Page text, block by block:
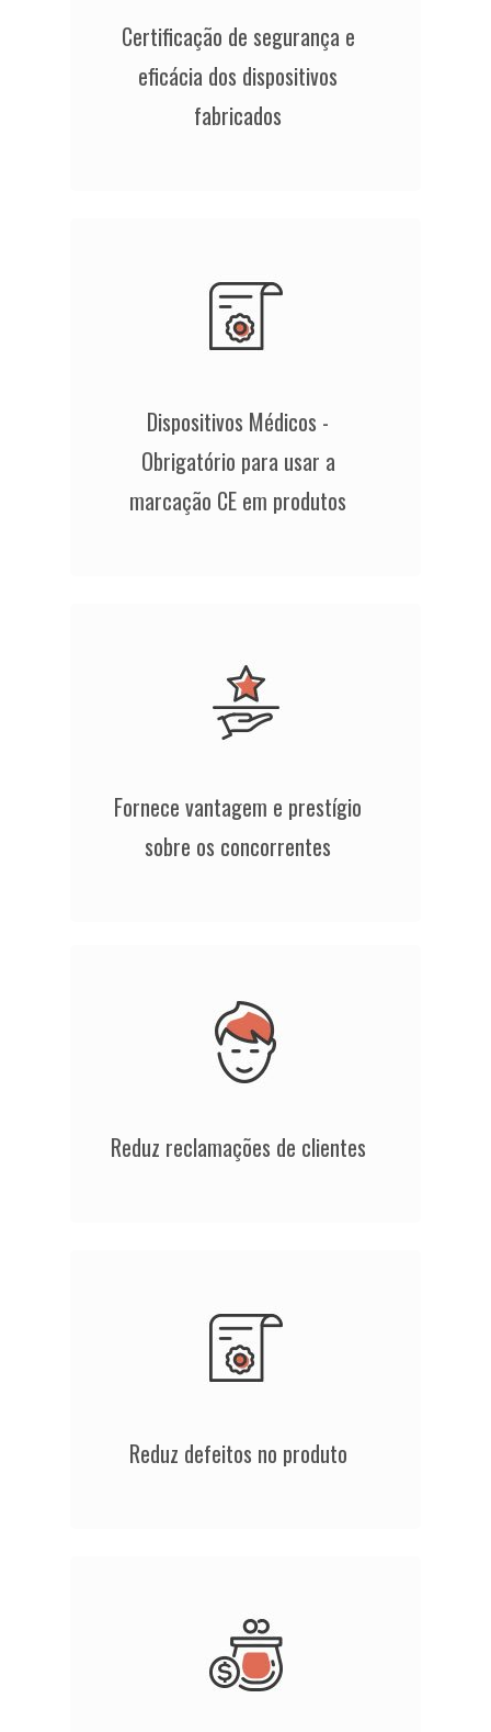
Certificação de segurança e
eficácia dos dispositivos
fabricados
Dispositivos Médicos -
Obrigatório para usar a
marcação CE em produtos
Fornece vantagem e prestígio
sobre os concorrentes
Reduz reclamações de clientes
Reduz defeitos no produto